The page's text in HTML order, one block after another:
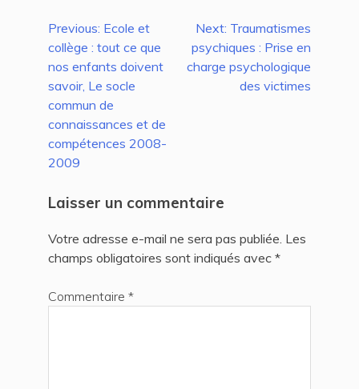
Navigation
de
l’article
Previous: Ecole et
collège : tout ce que
nos enfants doivent
savoir, Le socle
commun de
connaissances et de
compétences 2008-
2009
Next: Traumatismes
psychiques : Prise en
charge psychologique
des victimes
Laisser un commentaire
Votre adresse e-mail ne sera pas publiée. Les
champs obligatoires sont indiqués avec *
Commentaire *